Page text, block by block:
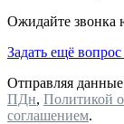
Ожидайте звонка
Задать ещё вопрос
Отправляя
ПДн, Политикой
соглашением.